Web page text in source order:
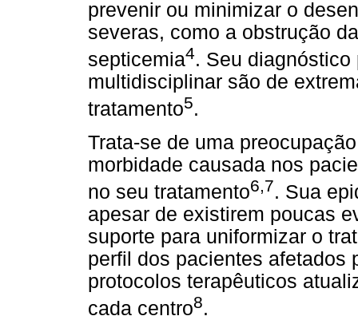
prevenir ou minimizar o
severas, como a obstrução
septicemia4. Seu
multidisciplinar são de
tratamento5.
Trata-se de uma
morbidade causada nos
no seu tratamento6,7. Sua
apesar de existirem poucas
suporte para uniformizar o
perfil dos pacientes afetados
protocolos terapêuticos
cada centro8.